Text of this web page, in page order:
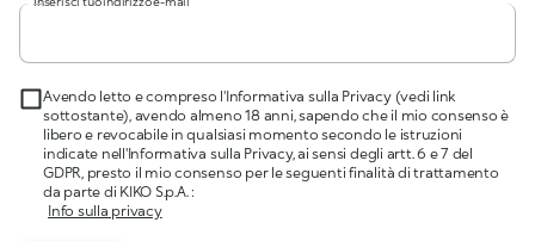
Avendo letto e compreso l'Informativa sulla Privacy (vedi link
sottostante), avendo almeno 18 anni, sapendo che il mio consenso è
libero e revocabile in qualsiasi momento secondo le istruzioni
indicate nell'Informativa sulla Privacy, ai sensi degli artt. 6 e 7 del
GDPR, presto il mio consenso per le seguenti finalità di trattamento
da parte di KIKO S.p.A. :
Info sulla privacy